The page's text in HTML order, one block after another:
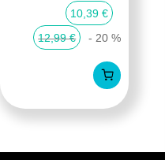
10,39 €
12,99 €
- 20 %